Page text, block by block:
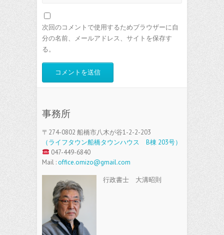
次回のコメントで使用するためブラウザーに自
分の名前、メールアドレス、サイトを保存す
る。
事務所
〒274-0802 船橋市八木が谷1-2-2-203
（ライフタウン船橋タウンハウス B棟 203号）
047-449-6840
Mail :office.omizo@gmail.com
行政書士 大溝昭則